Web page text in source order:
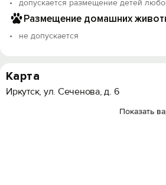
допускается размещение детей
Размещение домашних
не допускается
Карта
Иркутск, ул. Сеченова, д. 6
Показать